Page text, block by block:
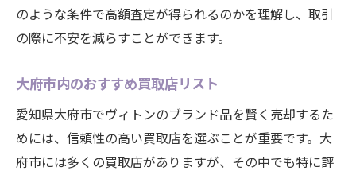
のような条件で高額査定が得られるのかを理解し、取引
の際に不安を減らすことができます。
大府市内のおすすめ買取店リスト
愛知県大府市でヴィトンのブランド品を賢く売却するた
めには、信頼性の高い買取店を選ぶことが重要です。大
府市には多くの買取店がありますが、その中でも特に評